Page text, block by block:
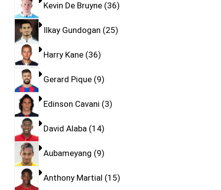
Kevin De Bruyne 36
Ilkay Gundogan 25
Harry Kane 36
Gerard Pique 9
Edinson Cavani 3
David Alaba 14
Aubameyang 9
Anthony Martial 15